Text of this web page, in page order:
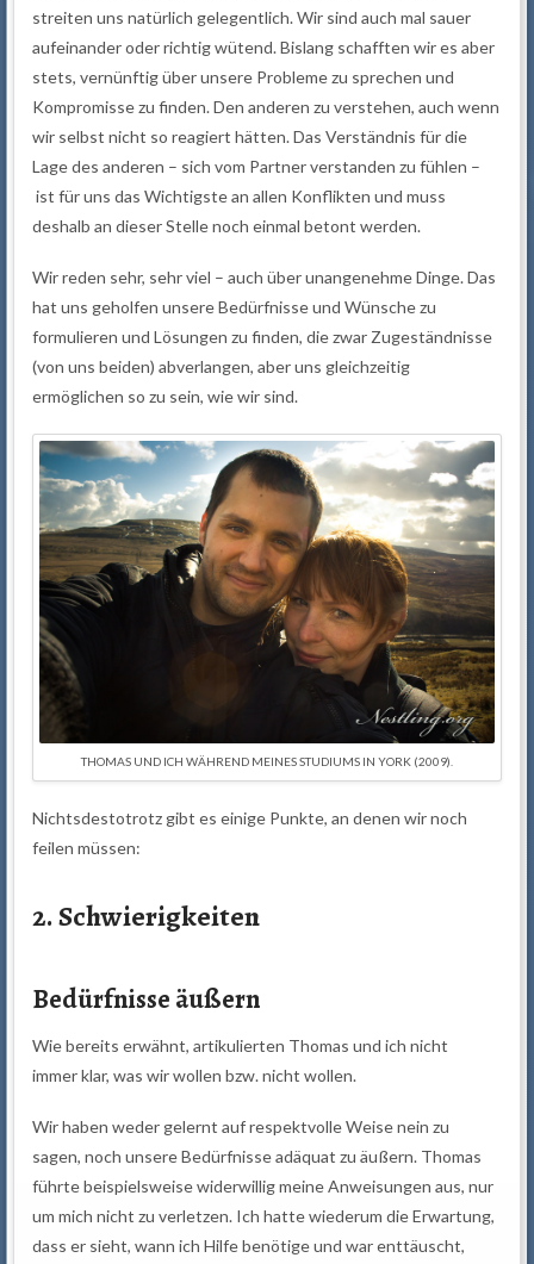
streiten uns natürlich gelegentlich. Wir sind auch mal sauer
aufeinander oder richtig wütend. Bislang schafften wir es aber
stets, vernünftig über unsere Probleme zu sprechen und
Kompromisse zu finden. Den anderen zu verstehen, auch wenn
wir selbst nicht so reagiert hätten. Das Verständnis für die
Lage des anderen – sich vom Partner verstanden zu fühlen –
ist für uns das Wichtigste an allen Konflikten und muss
deshalb an dieser Stelle noch einmal betont werden.
Wir reden sehr, sehr viel – auch über unangenehme Dinge. Das
hat uns geholfen unsere Bedürfnisse und Wünsche zu
formulieren und Lösungen zu finden, die zwar Zugeständnisse
(von uns beiden) abverlangen, aber uns gleichzeitig
ermöglichen so zu sein, wie wir sind.
THOMAS UND ICH WÄHREND MEINES STUDIUMS IN YORK (2009).
Nichtsdestotrotz gibt es einige Punkte, an denen wir noch
feilen müssen:
2. Schwierigkeiten
Bedürfnisse äußern
Wie bereits erwähnt, artikulierten Thomas und ich nicht
immer klar, was wir wollen bzw. nicht wollen.
Wir haben weder gelernt auf respektvolle Weise nein zu
sagen, noch unsere Bedürfnisse adäquat zu äußern. Thomas
führte beispielsweise widerwillig meine Anweisungen aus, nur
um mich nicht zu verletzen. Ich hatte wiederum die Erwartung,
dass er sieht, wann ich Hilfe benötige und war enttäuscht,